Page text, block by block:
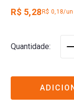
R$ 5,28 R$ 0,18/un
Quantidade